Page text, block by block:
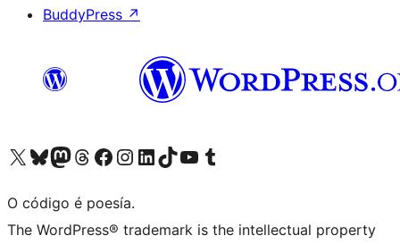
BuddyPress ↗
Visita la cuenta de X (anteriormente Twitter)
Visita a nosa conta de Bluesky
Visita a nosa conta de Mastodon
Visita a nosa conta de Threads
Visita a nosa páxina de Facebook
Visita a nosa conta de Instagram
Visita a nosa conta de LinkedIn
Visita a nosa conta de TikTok
Visita a nosa canle de YouTube
Visita a nosa conta de Tumblr
O código é poesía.
The WordPress® trademark is the intellectual property